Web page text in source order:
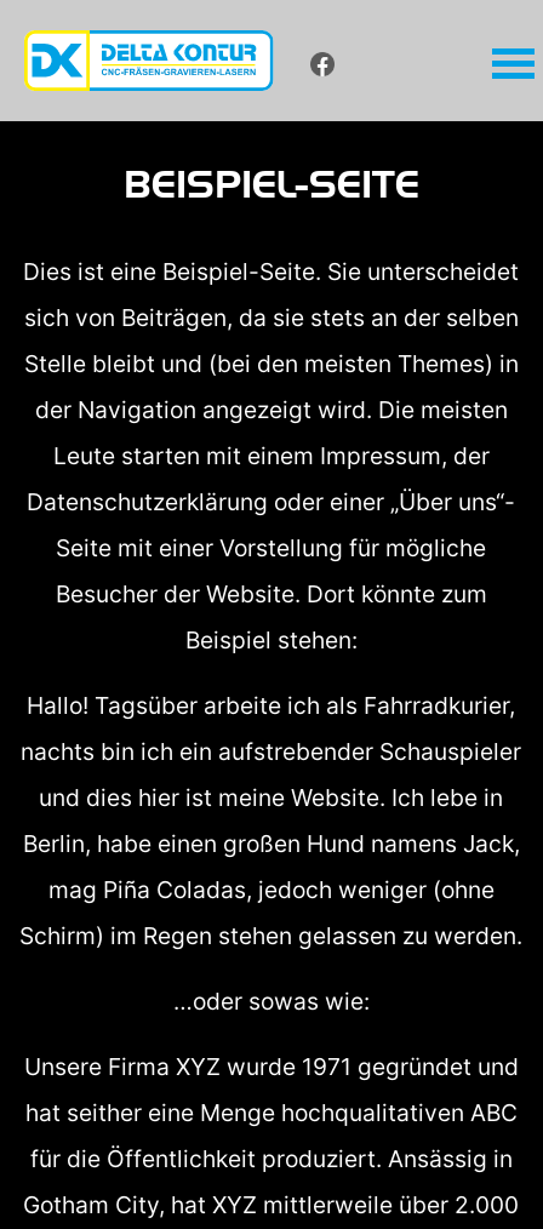
BEISPIEL-SEITE
Dies ist eine Beispiel-Seite. Sie unterscheidet
sich von Beiträgen, da sie stets an der selben
Stelle bleibt und (bei den meisten Themes) in
der Navigation angezeigt wird. Die meisten
Leute starten mit einem Impressum, der
Datenschutzerklärung oder einer „Über uns“-
Seite mit einer Vorstellung für mögliche
Besucher der Website. Dort könnte zum
Beispiel stehen:
Hallo! Tagsüber arbeite ich als Fahrradkurier,
nachts bin ich ein aufstrebender Schauspieler
und dies hier ist meine Website. Ich lebe in
Berlin, habe einen großen Hund namens Jack,
mag Piña Coladas, jedoch weniger (ohne
Schirm) im Regen stehen gelassen zu werden.
…oder sowas wie:
Unsere Firma XYZ wurde 1971 gegründet und
hat seither eine Menge hochqualitativen ABC
für die Öffentlichkeit produziert. Ansässig in
Gotham City, hat XYZ mittlerweile über 2.000